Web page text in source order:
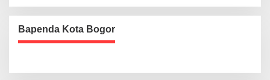
Bapenda Kota Bogor